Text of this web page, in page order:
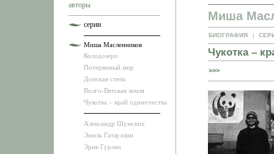
авторы
серии
Миша Масленников
Колодозеро
Потерянный мир
Донская степь
Волго-Вятская земля
Чукотка – край одиночества
Александр Шумских
Эмиль Гатауллин
Эрик Гурлан
Миша
БИОГРАФИЯ |
Чукотка –
>>>